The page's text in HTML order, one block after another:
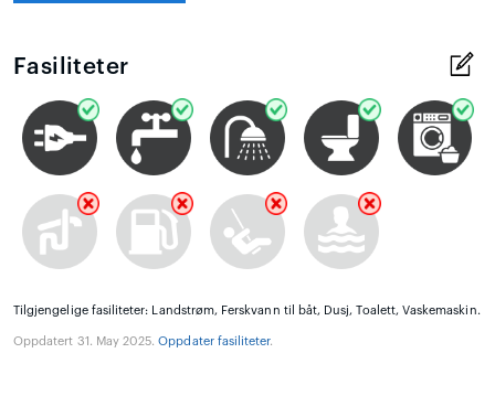
Fasiliteter
Tilgjengelige fasiliteter: Landstrøm, Ferskvann til båt, Dusj, Toalett, Vaskemaskin.
Oppdatert 31. May 2025.Oppdater fasiliteter.